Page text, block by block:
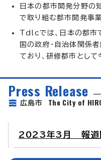
日本の都市開発分野の
で取り組む都市開発事
Tdlcでは、日本の都市
国の政府・自治体関係
ており、研修都市とし
Press Release
広島市 The City of
2023年3月 報道